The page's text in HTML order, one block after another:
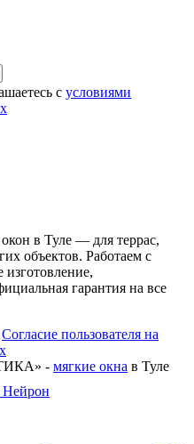
с условиями
в Туле — для террас,
объектов. Работаем с
гарантия на все
Согласие пользователя на
- мягкие окна в Туле
Нейрон